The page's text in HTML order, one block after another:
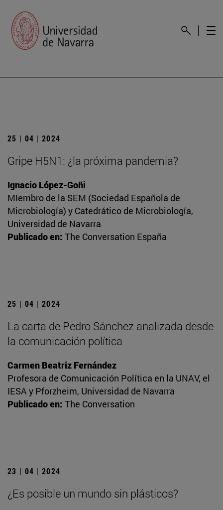
25 | 04 | 2024
Gripe H5N1: ¿la próxima pandemia?
Ignacio López-Goñi
MIembro de la SEM (Sociedad Española de
Microbiología) y Catedrático de Microbiología,
Universidad de Navarra
Publicado en: The Conversation España
25 | 04 | 2024
La carta de Pedro Sánchez analizada desde
la comunicación política
Carmen Beatriz Fernández
Profesora de Comunicación Política en la UNAV, el
IESA y Pforzheim, Universidad de Navarra
Publicado en: The Conversation
23 | 04 | 2024
¿Es posible un mundo sin plásticos?